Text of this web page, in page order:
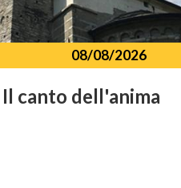
08/08/2026
Il canto dell'anima